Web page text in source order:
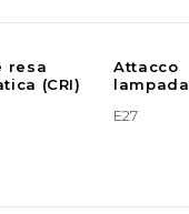
resa
(CRI)
Attacco
lampada
E27